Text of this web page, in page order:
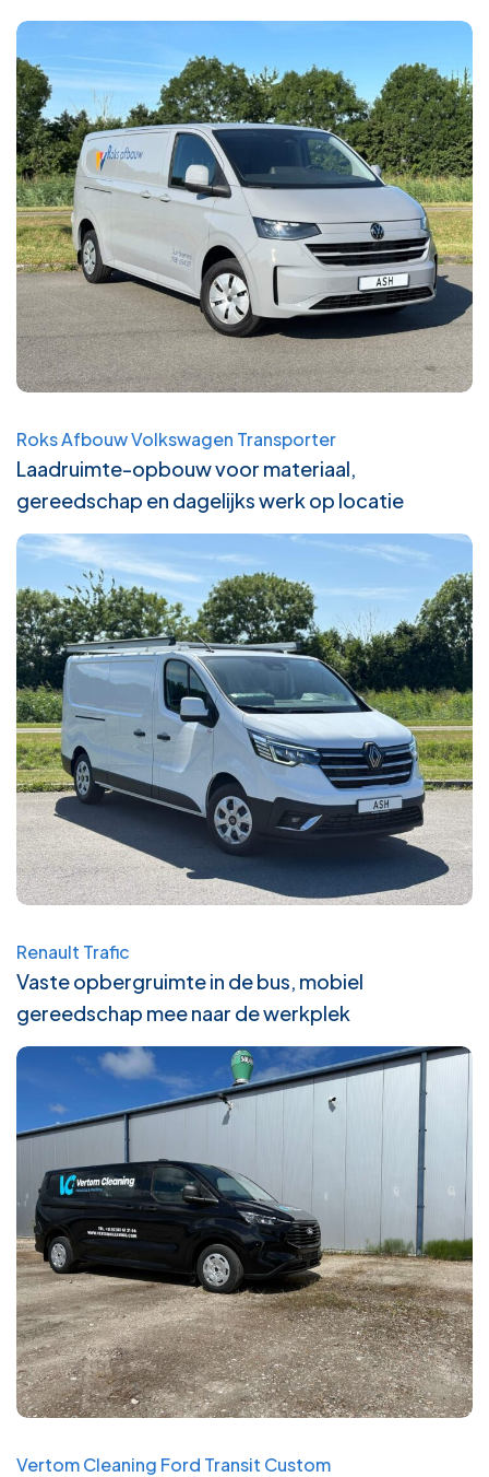
Roks Afbouw Volkswagen Transporter
Laadruimte-opbouw voor materiaal,
gereedschap en dagelijks werk op locatie
Renault Trafic
Vaste opbergruimte in de bus, mobiel
gereedschap mee naar de werkplek
Vertom Cleaning Ford Transit Custom